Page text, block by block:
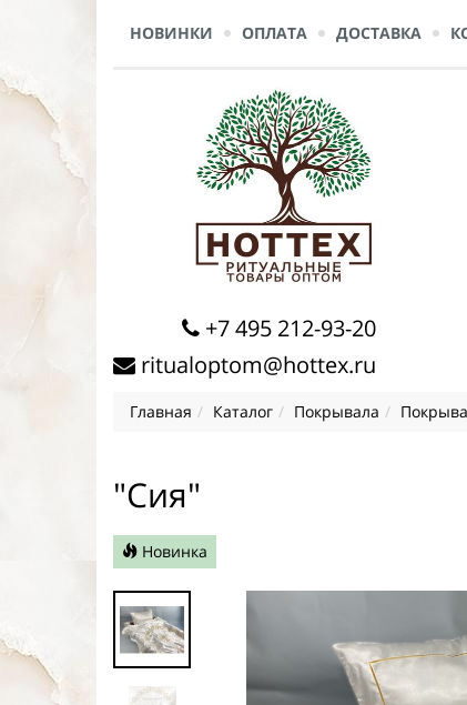
НОВИНКИ ОПЛАТА ДОСТАВКА
+7 495 212-93-20
ritualoptom@hottex.ru
Главная Каталог Покрывала
"Сия"
Новинка